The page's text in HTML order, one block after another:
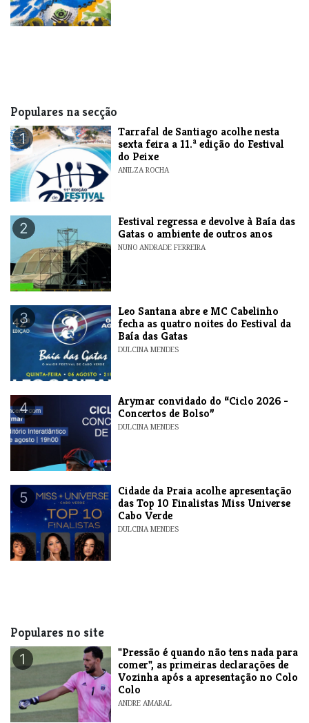
Populares na secção
1
Tarrafal de Santiago acolhe nesta
sexta feira a 11.ª edição do Festival
do Peixe
ANILZA ROCHA
2
Festival regressa e devolve à Baía das
Gatas o ambiente de outros anos
NUNO ANDRADE FERREIRA
3
​Leo Santana abre e MC Cabelinho
fecha as quatro noites do Festival da
Baía das Gatas
DULCINA MENDES
4
​Arymar convidado do “Ciclo 2026 -
Concertos de Bolso”
DULCINA MENDES
5
​Cidade da Praia acolhe apresentação
das Top 10 Finalistas Miss Universe
Cabo Verde
DULCINA MENDES
Populares no site
1
"Pressão é quando não tens nada para
comer", as primeiras declarações de
Vozinha após a apresentação no Colo
Colo
ANDRE AMARAL